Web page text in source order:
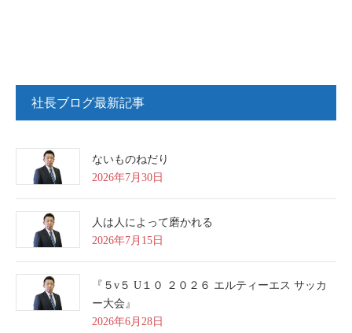
社長ブログ最新記事
ないものねだり
2026年7月30日
人は人によって磨かれる
2026年7月15日
『５v５ U１０ ２０２６ エルティーエス サッカ
ー大会』
2026年6月28日